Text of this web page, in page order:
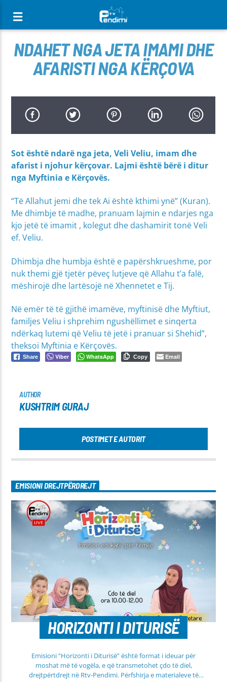
NDAHET NGA JETA IMAMI DHE
AFARISTI NGA KËRÇOVA
Sot është ndarë nga jeta, Veli Veliu, imam dhe
afarist i njohur kërçovar. Lajmi është bërë i ditur
nga Myftinia e Kërçovës.
“Të Allahut jemi dhe tek Ai është kthimi ynë” (Kuran).
Me dhimbje të madhe, pranuam lajmin e ndarjes nga
kjo jetë të imamit , kolegut dhe dashamirit tonë Veli
ef. Veliu.
Dhimbja dhe humbja është e papërshkrueshme, por
nuk themi gjë tjetër pëveç lutjeve që Allahu t’a falë,
mëshirojë dhe lartësojë në Xhennetet e Tij.
Në emër të të gjithë imamëve, myftinisë dhe Myftiut,
familjes Veliu i shprehim ngushëllimet e sinqerta
ndërkaq lutemi që Veliu të jetë i pranuar si Shehid”,
theksoi Myftinia e Kërçovës.
Share Viber WhatsApp Copy Email
AUTHOR
KUSHTRIM GURAJ
POSTIMET E AUTORIT
EMISIONI DREJTPËRDREJT
HORIZONTI I DITURISË
Emisioni “Horizonti i Diturisë” është format i ideuar për
moshat më të vogëla, e që transmetohet çdo të diel,
drejtpërtdrejt në Rtv-Pendimi. Përfshirja e materialeve të